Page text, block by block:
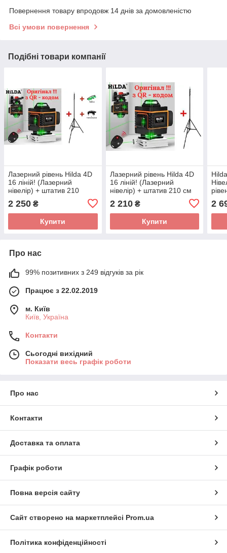
Повернення товару впродовж 14 днів за домовленістю
Всі умови повернення
Подібні товари компанії
Лазерний рівень Hilda 4D
16 ліній! (Лазерний
нівелір) + штатив 210
см+міні тринога+окуляри
2 250 ₴
Купити
Лазерний рівень Hilda 4D
16 ліній! (Лазерний
нівелір) + штатив 210 см
2 210₴
Купити
2
Про нас
99% позитивних з 249 відгуків за рік
Працює з 22.02.2019
м. Київ
Київ, Україна
Контакти
Сьогодні вихідний
Показати весь графік роботи
Про нас
Контакти
Доставка та оплата
Графік роботи
Повна версія сайту
Сайт створено на маркетплейсі Prom.ua
Політика конфіденційності